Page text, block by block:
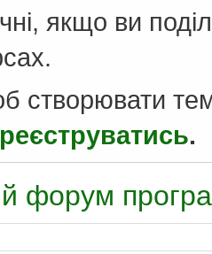
якщо ви
створювати
.
форум